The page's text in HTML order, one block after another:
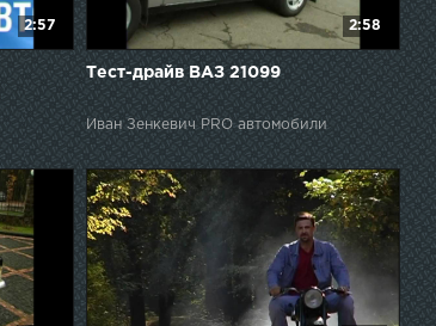
2:57 2:58
Тест-драйв ВАЗ 21099
Иван Зенкевич PRO автомобили